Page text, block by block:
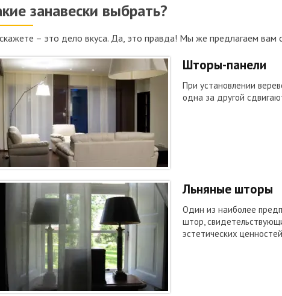
занавески выбрать?
– это дело вкуса. Да, это правда! Мы же предлагаем вам
Шторы-панели
При установлении
одна за другой
Льняные шторы
Один из наиболее
штор,
эстетических